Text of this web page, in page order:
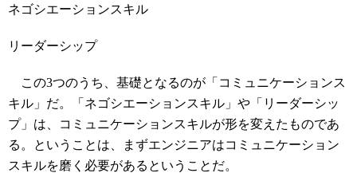
ネゴシエーションスキル
リーダーシップ
この3つのうち、基礎となるのが「コミュニケーションス
キル」だ。「ネゴシエーションスキル」や「リーダーシッ
プ」は、コミュニケーションスキルが形を変えたものであ
る。ということは、まずエンジニアはコミュニケーション
スキルを磨く必要があるということだ。